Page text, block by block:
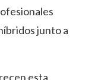
junto a
esta